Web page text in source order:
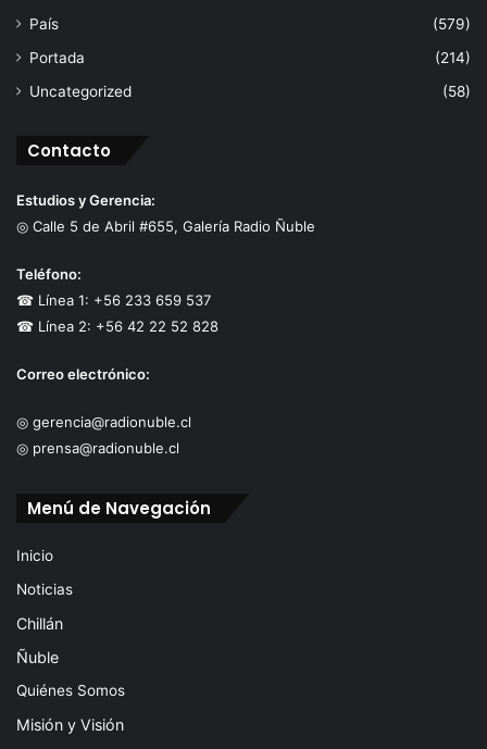
País
(579)
Portada
(214)
Uncategorized
(58)
Contacto
Estudios y Gerencia:
◎ Calle 5 de Abril #655, Galería Radio Ñuble
Teléfono:
☎ Línea 1: +56 233 659 537
☎ Línea 2: +56 42 22 52 828
Correo electrónico:
◎ gerencia@radionuble.cl
◎ prensa@radionuble.cl
Menú de Navegación
Inicio
Noticias
Chillán
Ñuble
Quiénes Somos
Misión y Visión